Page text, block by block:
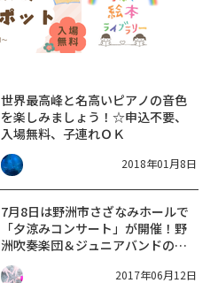
世界最高峰と名高いピアノの音色
を楽しみましょう！☆申込不要、
入場無料、子連れＯＫ
2018年01月8日
7月8日は野洲市さざなみホールで
「夕涼みコンサート」が開催！野
洲吹奏楽団＆ジュニアバンドの演
奏を楽しもう！入場無料！
2017年06月12日